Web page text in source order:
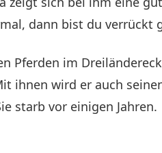
dann bist du verrückt
Pferden im
ihnen wird er auch
starb vor einigen Jahren.